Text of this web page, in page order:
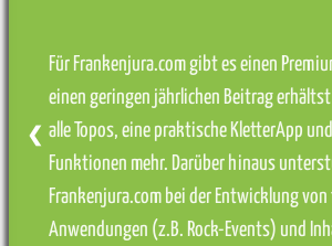
Für Frankenjura.com gibt es einen
einen geringen jährlichen Beitrag
alle Topos, eine praktische KletterApp
Funktionen mehr. Darüber hinaus
Frankenjura.com bei der Entwicklung von
Anwendungen (z.B. Rock-Events) und
❮